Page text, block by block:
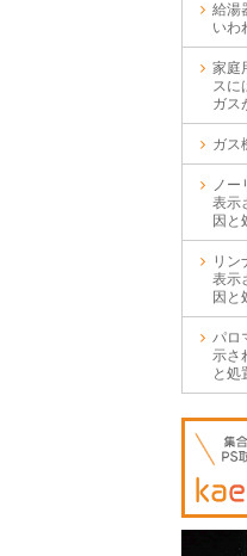
給湯
いわ
家庭
スに
ガス
ガス
ノー
表示
因と
リン
表示
因と
パロ
示さ
と処